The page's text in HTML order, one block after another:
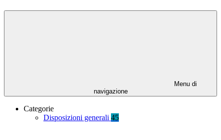
Menu di
navigazione
Categorie
Disposizioni generali 45